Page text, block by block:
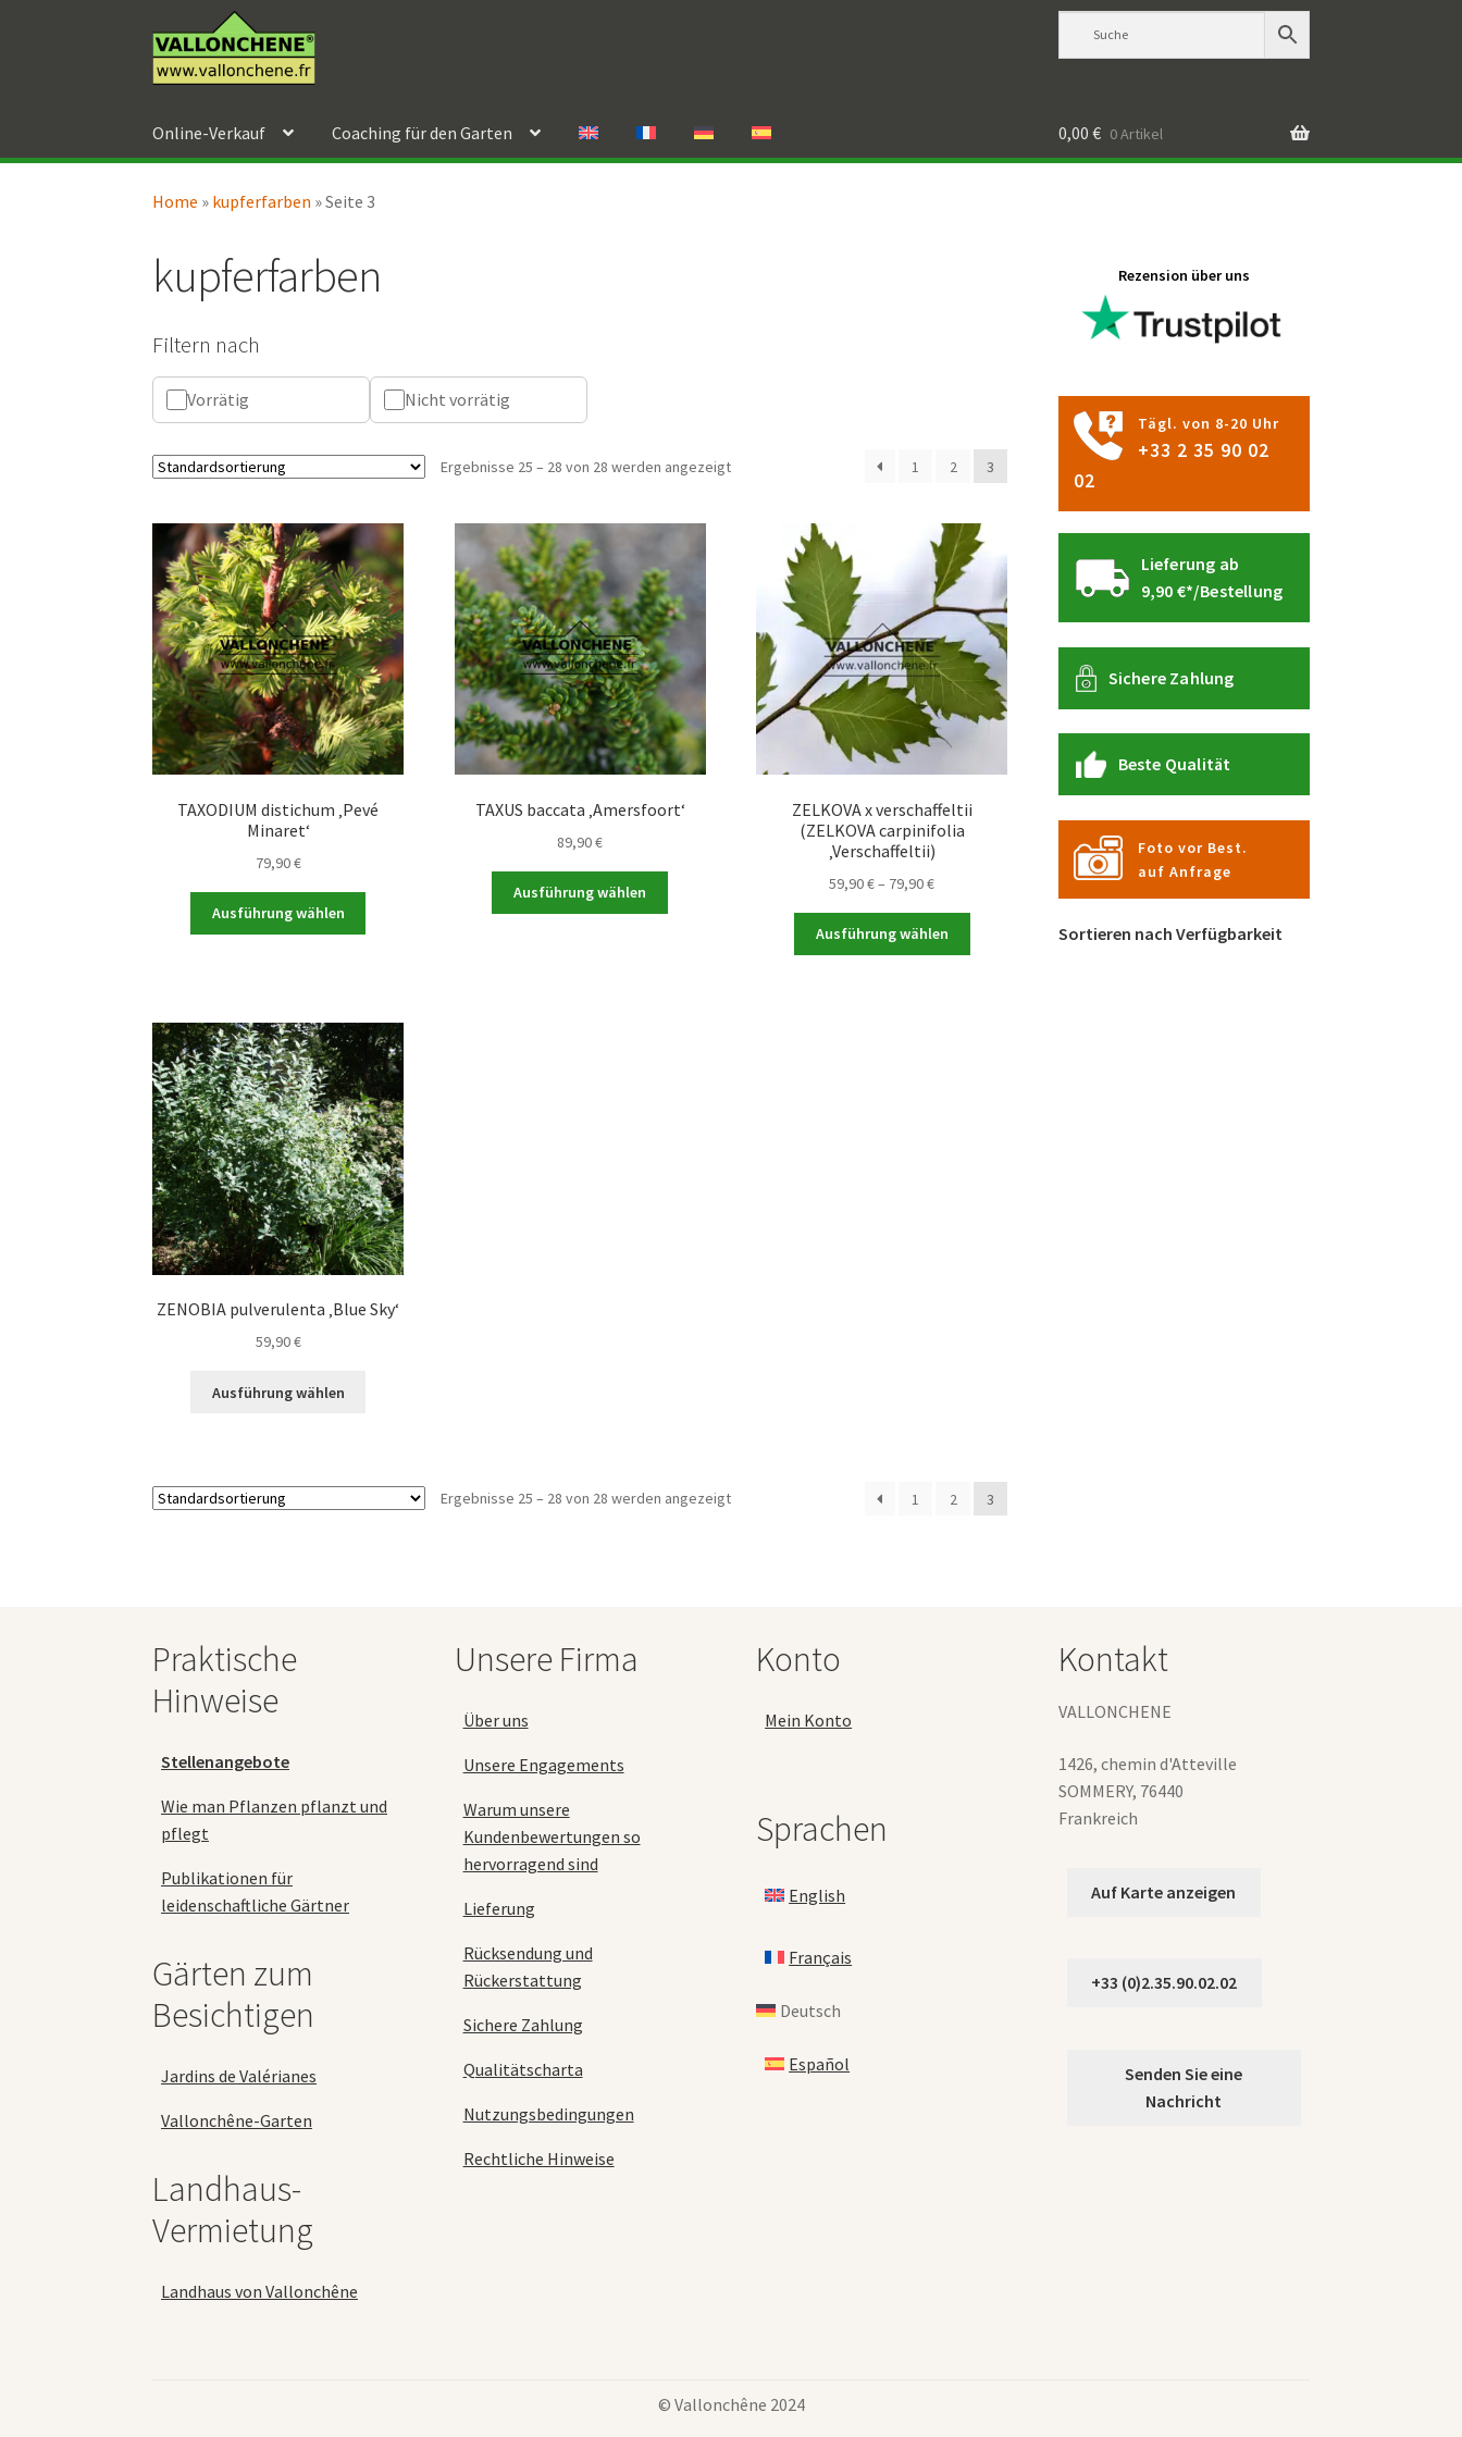
Navigation
springen
Inhalt
springen
Online-Verkauf Coaching für den Garten 0,00 € 0 Artikel
Home » kupferfarben »Seite 3
kupferfarben
Filtern nach
Vorrätig Nicht vorrätig
Ergebnisse 25 – 28 von 28 werden angezeigt 1 2 3
TAXODIUM distichum ‚Pevé
Minaret‘
79,90€
Ausführung wählen
auf.
Die
Optionen
können
auf
der
Produktseite
gewählt
werden
TAXUS baccata ‚Amersfoort‘
89,90€
Ausführung wählen
ZELKOVA x verschaffeltii
(ZELKOVA carpinifolia
‚Verschaffeltii)
59,90€– 79,90€Preisspanne:
bis
79,90 €
Ausführung wählen
ZENOBIA pulverulenta ‚Blue Sky‘
59,90€
Ausführung wählen
Ergebnisse 25 – 28 von 28 werden angezeigt 1 2 3
Rezension über uns
Tägl. von 8-20 Uhr
+33 2 35 90 02
02
Lieferung ab
9,90 €*/Bestellung
Sichere Zahlung
Beste Qualität
Foto vor Best.
auf Anfrage
Sortieren nach Verfügbarkeit
Praktische
Hinweise
Stellenangebote
Wie man Pflanzen pflanzt und
pflegt
Publikationen für
leidenschaftliche Gärtner
Gärten zum
Besichtigen
Jardins de Valérianes
Vallonchêne-Garten
Landhaus-
Vermietung
Landhaus von Vallonchêne
Unsere Firma
Über uns
Unsere Engagements
Warum unsere
Kundenbewertungen so
hervorragend sind
Lieferung
Rücksendung und
Rückerstattung
Sichere Zahlung
Qualitätscharta
Nutzungsbedingungen
Rechtliche Hinweise
Konto
Mein Konto
Sprachen
English
Français
Deutsch
Español
Kontakt
VALLONCHENE
1426, chemin d'Atteville
SOMMERY, 76440
Frankreich
Auf Karte anzeigen
+33 (0)2.35.90.02.02
Senden Sie eine
Nachricht
© Vallonchêne 2024